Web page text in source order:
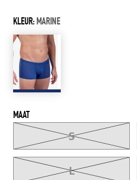
KLEUR:MARINE
MAAT
S
L